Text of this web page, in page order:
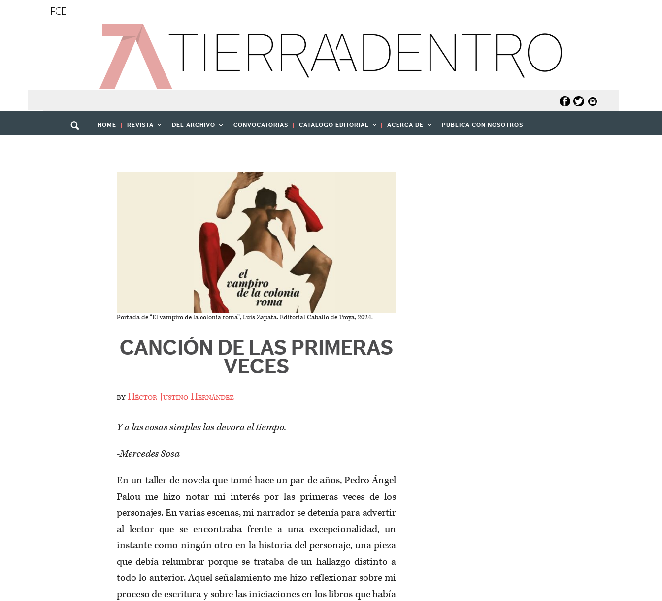
FCE
HOME REVISTA DEL ARCHIVO CONVOCATORIAS CATÁLOGO EDITORIAL ACERCA DE PUBLICA CON NOSOTROS
Portada de “El vampiro de la colonia roma”, Luis Zapata. Editorial Caballo de Troya, 2024.
CANCIÓN DE LAS PRIMERAS
VECES
byHéctor Justino Hernández
Y a las cosas simples las devora el tiempo.
-Mercedes Sosa
En un taller de novela que tomé hace un par de años, Pedro Ángel
Palou me hizo notar mi interés por las primeras veces de los
personajes. En varias escenas, mi narrador se detenía para advertir
al lector que se encontraba frente a una excepcionalidad, un
instante como ningún otro en la historia del personaje, una pieza
que debía relumbrar porque se trataba de un hallazgo distinto a
todo lo anterior. Aquel señalamiento me hizo reflexionar sobre mi
proceso de escritura y sobre las iniciaciones en los libros que había